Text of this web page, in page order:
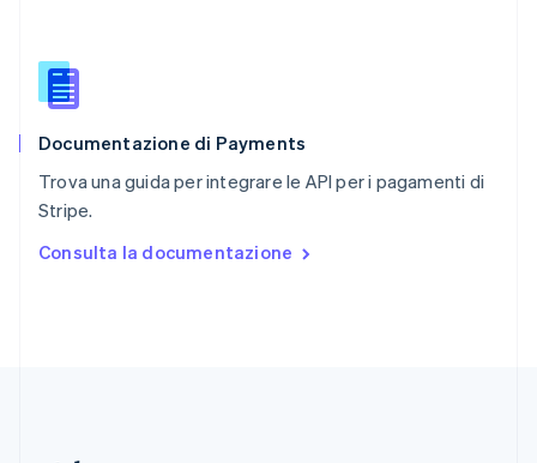
Documentazione di Payments
Trova una guida per integrare le API per i pagamenti di
Stripe.
Consulta la documentazione
English
Slovacchia
Slovenia
Spagna
Español
English Español简体中文